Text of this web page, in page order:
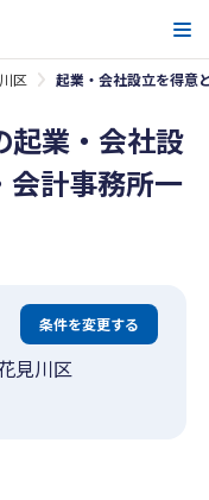
区 起業・会社設立を得意
起業・会社設
会計事務所一
条件を変更する
見川区